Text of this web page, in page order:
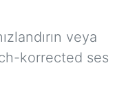
veya
korrected ses